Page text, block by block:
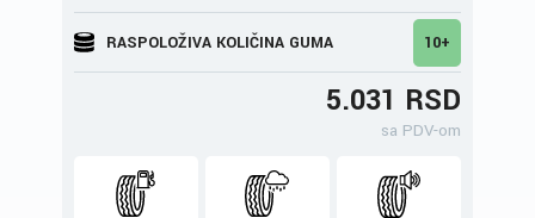
RASPOLOŽIVA KOLIČINA GUMA 10+
5.031 RSD
sa PDV-om